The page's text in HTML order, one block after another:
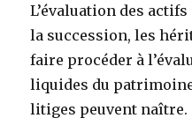
L’évaluation des
la succession, les
faire procéder à
liquides du
litiges peuvent naître.